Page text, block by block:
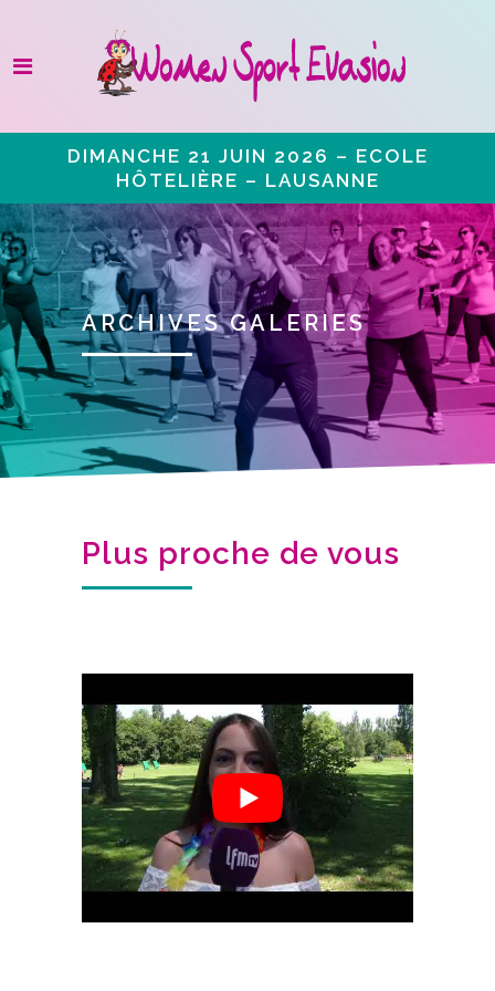
DIMANCHE 21 JUIN 2026 – ECOLE
HÔTELIÈRE – LAUSANNE
ARCHIVES GALERIES
Plus proche de vous